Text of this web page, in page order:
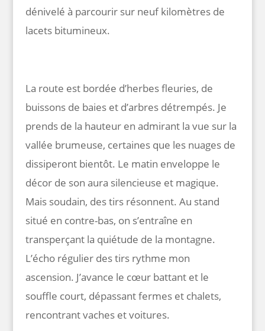
dénivelé à parcourir sur neuf kilomètres de
lacets bitumineux.
La route est bordée d’herbes fleuries, de
buissons de baies et d’arbres détrempés. Je
prends de la hauteur en admirant la vue sur la
vallée brumeuse, certaines que les nuages de
dissiperont bientôt. Le matin enveloppe le
décor de son aura silencieuse et magique.
Mais soudain, des tirs résonnent. Au stand
situé en contre-bas, on s’entraîne en
transperçant la quiétude de la montagne.
L’écho régulier des tirs rythme mon
ascension. J’avance le cœur battant et le
souffle court, dépassant fermes et chalets,
rencontrant vaches et voitures.